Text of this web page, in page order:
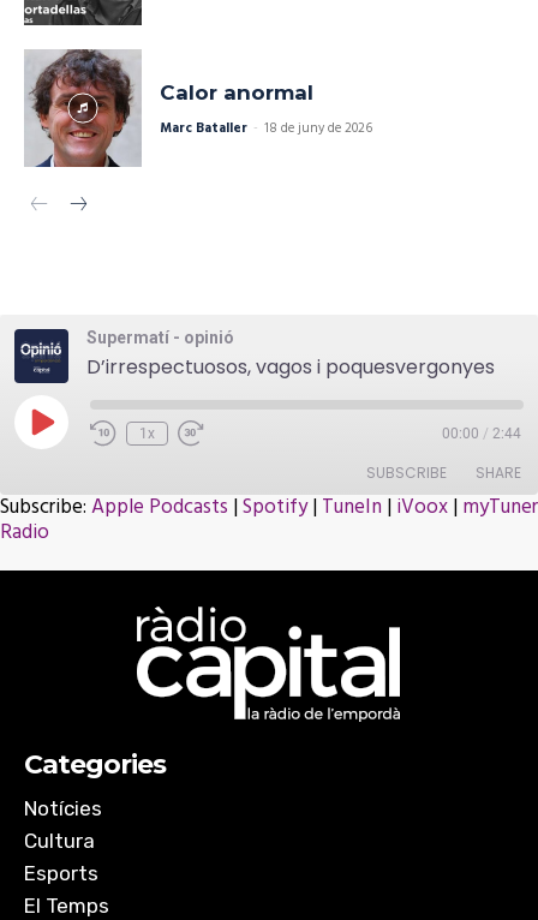
Calor anormal
Marc Bataller - 18 de juny de 2026
Supermatí - opinió
D’irrespectuosos, vagos i poquesvergonyes
Play
Episode
1x 00:00 / 2:44
SUBSCRIBE SHARE
SHARE
Subscribe:Apple Podcasts |Spotify|TuneIn |iVoox|myTuner
Radio
Categories
Notícies
Cultura
Esports
El Temps